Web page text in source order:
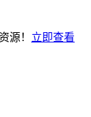
源！ 立即查看